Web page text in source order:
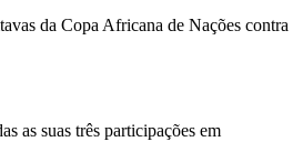
da Copa Africana de Nações contra
as suas três participações em